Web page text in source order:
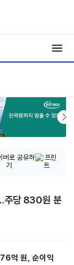
주당 830원 분
억 원, 순이익